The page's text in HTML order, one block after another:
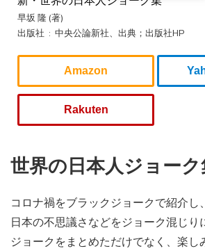
早坂 隆 (著)
出版社 ‏ : ‎ 中央公論新社、出典；出版社HP
Amazon
Rakuten
世界の日本人ジョー
コロナ禍をブラックジョークで紹介し
日本の不思議さなどをジョーク混じり
ジョークをまとめただけでなく、楽し